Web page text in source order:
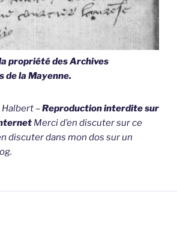
propriété des Archives
de la Mayenne.
Halbert –Reproduction interdite sur
Merci d’en discuter sur ce
discuter dans mon dos sur un